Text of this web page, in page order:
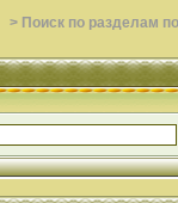
> Поиск по разделам